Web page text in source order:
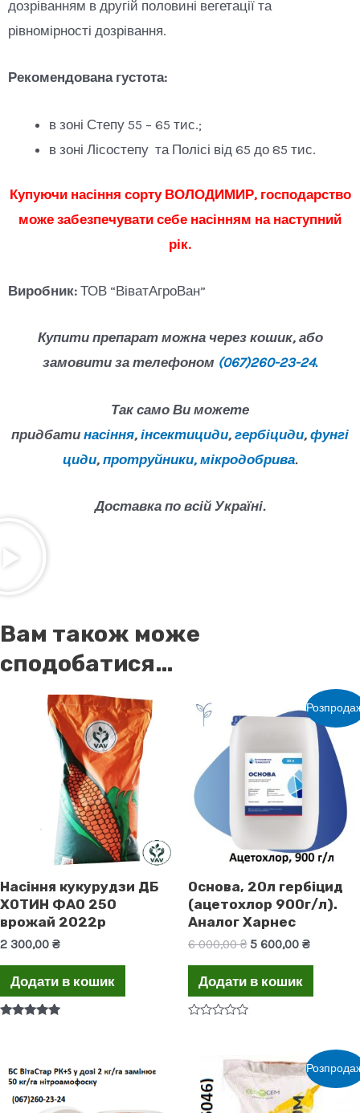
дозріванням в другій половині вегетації та
рівномірності дозрівання.
Рекомендована густота:
в зоні Степу 55 – 65 тис.;
в зоні Лісостепу та Полісі від 65 до 85 тис.
Купуючи насіння сорту ВОЛОДИМИР, господарство
може забезпечувати себе насінням на наступний
рік.
Виробник: ТОВ “ВіватАгроВан”
Купити препарат можна через кошик, або
замовити за телефоном (067)260-23-24.
Так само Ви можете
придбати насіння, інсектициди, гербіциди, фунгі
циди, протруйники, мікродобрива.
Доставка по всій Україні.
Вам також може
сподобатися…
Насіння кукурудзи ДБ
ХОТИН ФАО 250
врожай 2022р
2 300,00 ₴
Додати в кошик
Основа, 20л гербіцид
(ацетохлор 900г/л).
Аналог Харнес
6 000,00₴ 5 600,00 ₴
Додати в кошик